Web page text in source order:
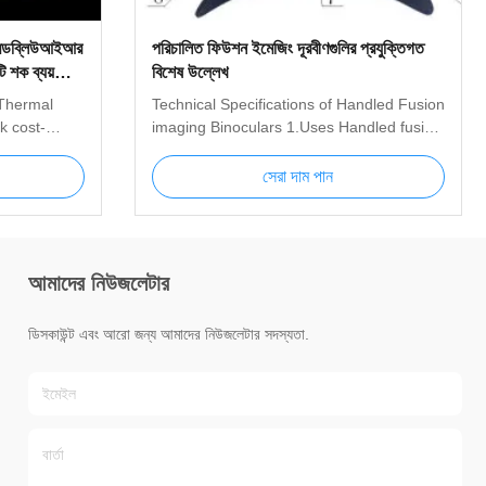
শক ব্যয়
cost-
remote
to
manual
পরিচালিত ফিউশন ইমেজিং দূরবীণগুলির প্রযুক্তিগত
বিশেষ উল্লেখ
Technical Specifications of Handled Fusion
imaging Binoculars 1.Uses Handled fusion
technology of infrared and solid low-light-
level imaging, with the function of
localization,it can be used for battle field
public safety, security, defending, maritime
so on. 2.Technical Specification Infrared
সেরা দাম পান
আমাদের নিউজলেটার
ডিসকাউন্ট এবং আরো জন্য আমাদের নিউজলেটার সদস্যতা.